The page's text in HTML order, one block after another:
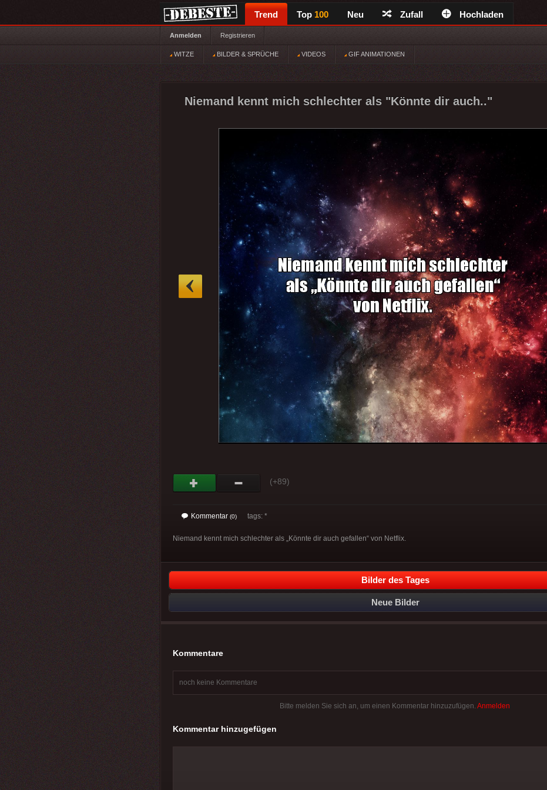
Trend Top 100 Neu Zufall Hochladen
Anmelden Registrieren
WITZE BILDER & SPRÜCHE VIDEOS GIF ANIMATIONEN
Niemand kennt mich schlechter als "Könnte dir auch.."
(+89)
Kommentar (0) tags: *
Niemand kennt mich schlechter als „Könnte dir auch gefallen“ von Netflix.
Bilder des Tages
Neue Bilder
Kommentare
noch keine Kommentare
Bitte melden Sie sich an, um einen Kommentar hinzuzufügen. Anmelden
Kommentar hinzugefügen